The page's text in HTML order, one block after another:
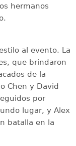
hermanos
al evento. La
que brindaron
de la
Chen y David
por
lugar, y Alex
batalla en la